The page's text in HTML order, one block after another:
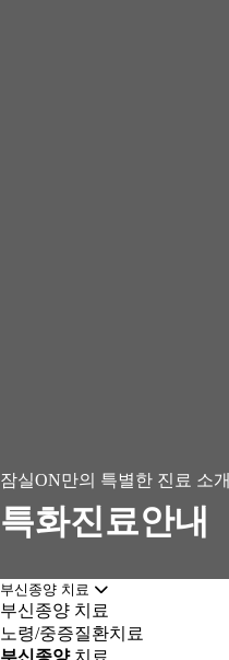
잠실ON만의 특별한 진료 소개
특화진료안내
부신종양 치료
부신종양 치료
노령/중증질환치료
부신종양 치료